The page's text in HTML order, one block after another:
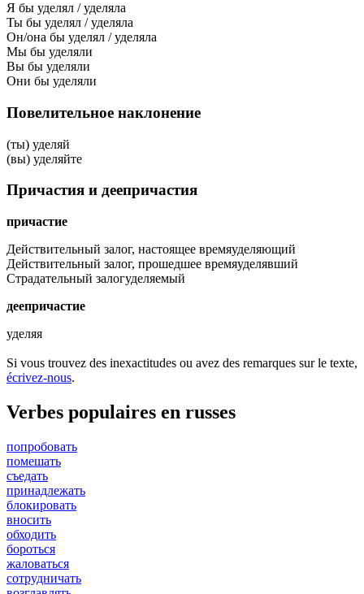
Я бы уделял / уделяла
Ты бы уделял / уделяла
Он/она бы уделял / уделяла
Мы бы уделяли
Вы бы уделяли
Они бы уделяли
Повелительное наклонение
(ты) уделяй
(вы) уделяйте
Причастия и деепричастия
причастие
Действительный залог, настоящее времяуделяющий
Действительный залог, прошедшее времяуделявший
Страдательный залогуделяемый
деепричастие
уделяя
Si vous trouvez des inexactitudes ou avez des remarques sur le texte,
écrivez-nous.
Verbes populaires en russes
попробовать
помешать
съедать
принадлежать
блокировать
вносить
обходить
бороться
жаловаться
сотрудничать